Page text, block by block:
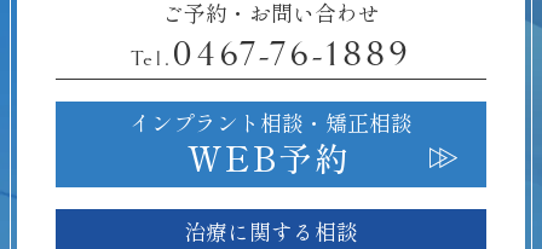
ご予約・お問い合わせ
Tel. 0467-76-1889
インプラント相談・ 矯正相談
WEB予約
治療に関する相談